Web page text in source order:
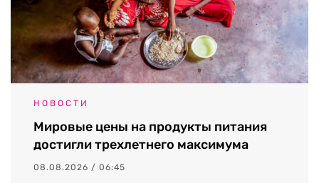
НОВОСТИ
Мировые цены на продукты питания
достигли трехлетнего максимума
08.08.2026 / 06:45